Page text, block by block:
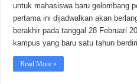
untuk mahasiswa baru gelombang
pertama ini dijadwalkan akan
berakhir pada tanggal 28 Februari
kampus yang baru satu tahun
Read More »